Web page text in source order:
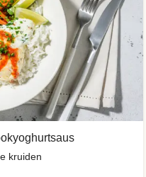
kruiden